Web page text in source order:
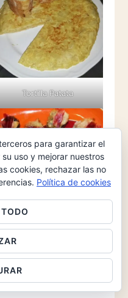
Tortilla Patata
Champiñones con
Huevos de Codorniz
DEL BLOG
para garantizar el
uso y mejorar nuestros
cookies, rechazar las no
Política de cookies